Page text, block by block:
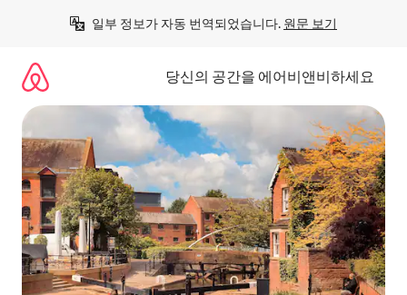
일부 정보가 자동 번역되었습니다. 원문 보기
당신의 공간을 에어비앤비하세요